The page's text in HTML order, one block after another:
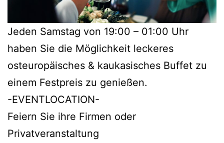
Jeden Samstag von 19:00 – 01:00 Uhr
haben Sie die Möglichkeit leckeres
osteuropäisches & kaukasisches Buffet zu
einem Festpreis zu genießen.
-EVENTLOCATION-
Feiern Sie ihre Firmen oder
Privatveranstaltung